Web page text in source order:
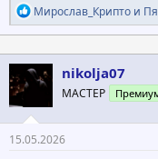
Р
е
а
к
ц
и
:
Мирослав_Крипто и
nikolja07
МАСТЕР
15.05.2026